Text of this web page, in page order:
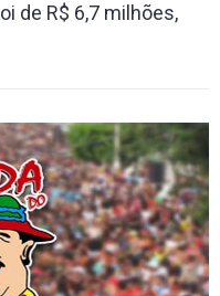
de R$ 6,7 milhões,